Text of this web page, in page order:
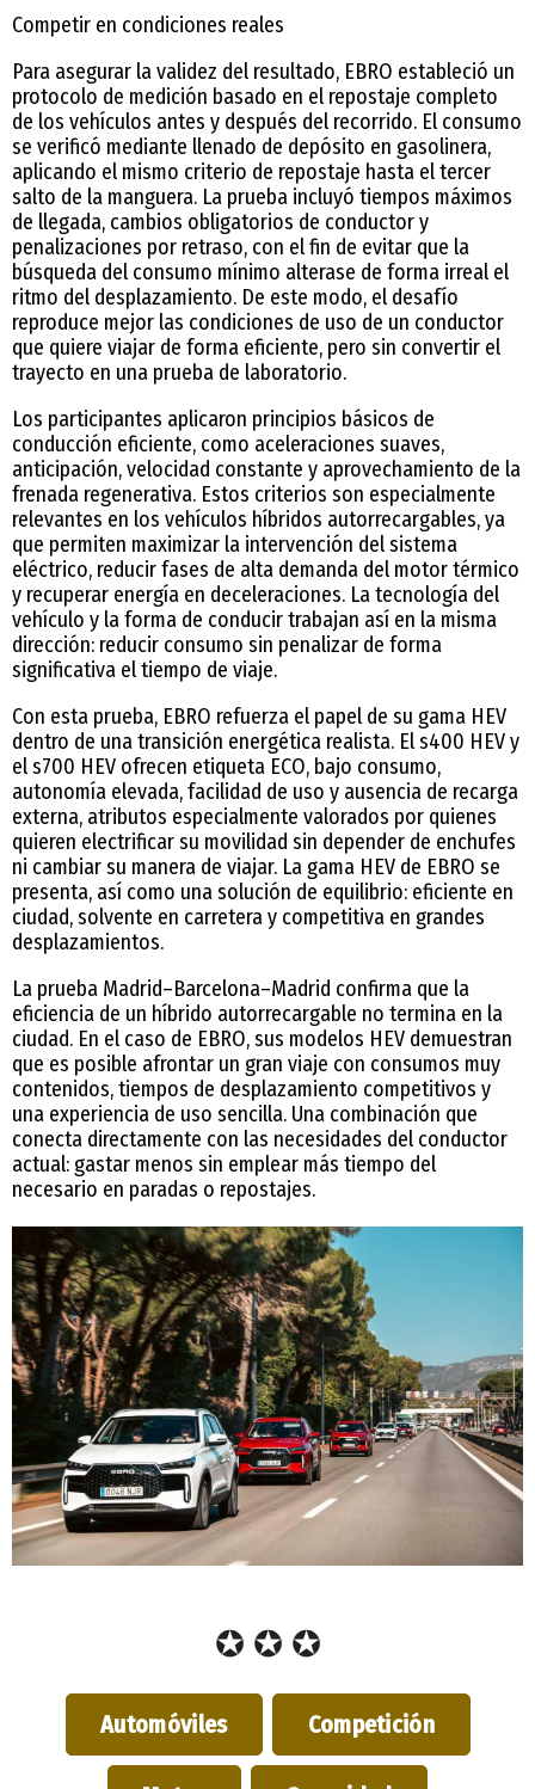
Competir en condiciones reales
Para asegurar la validez del resultado, EBRO estableció un
protocolo de medición basado en el repostaje completo
de los vehículos antes y después del recorrido. El consumo
se verificó mediante llenado de depósito en gasolinera,
aplicando el mismo criterio de repostaje hasta el tercer
salto de la manguera. La prueba incluyó tiempos máximos
de llegada, cambios obligatorios de conductor y
penalizaciones por retraso, con el fin de evitar que la
búsqueda del consumo mínimo alterase de forma irreal el
ritmo del desplazamiento. De este modo, el desafío
reproduce mejor las condiciones de uso de un conductor
que quiere viajar de forma eficiente, pero sin convertir el
trayecto en una prueba de laboratorio.
Los participantes aplicaron principios básicos de
conducción eficiente, como aceleraciones suaves,
anticipación, velocidad constante y aprovechamiento de la
frenada regenerativa. Estos criterios son especialmente
relevantes en los vehículos híbridos autorrecargables, ya
que permiten maximizar la intervención del sistema
eléctrico, reducir fases de alta demanda del motor térmico
y recuperar energía en deceleraciones. La tecnología del
vehículo y la forma de conducir trabajan así en la misma
dirección: reducir consumo sin penalizar de forma
significativa el tiempo de viaje.
Con esta prueba, EBRO refuerza el papel de su gama HEV
dentro de una transición energética realista. El s400 HEV y
el s700 HEV ofrecen etiqueta ECO, bajo consumo,
autonomía elevada, facilidad de uso y ausencia de recarga
externa, atributos especialmente valorados por quienes
quieren electrificar su movilidad sin depender de enchufes
ni cambiar su manera de viajar. La gama HEV de EBRO se
presenta, así como una solución de equilibrio: eficiente en
ciudad, solvente en carretera y competitiva en grandes
desplazamientos.
La prueba Madrid–Barcelona–Madrid confirma que la
eficiencia de un híbrido autorrecargable no termina en la
ciudad. En el caso de EBRO, sus modelos HEV demuestran
que es posible afrontar un gran viaje con consumos muy
contenidos, tiempos de desplazamiento competitivos y
una experiencia de uso sencilla. Una combinación que
conecta directamente con las necesidades del conductor
actual: gastar menos sin emplear más tiempo del
necesario en paradas o repostajes.
✪ ✪ ✪
Automóviles Competición